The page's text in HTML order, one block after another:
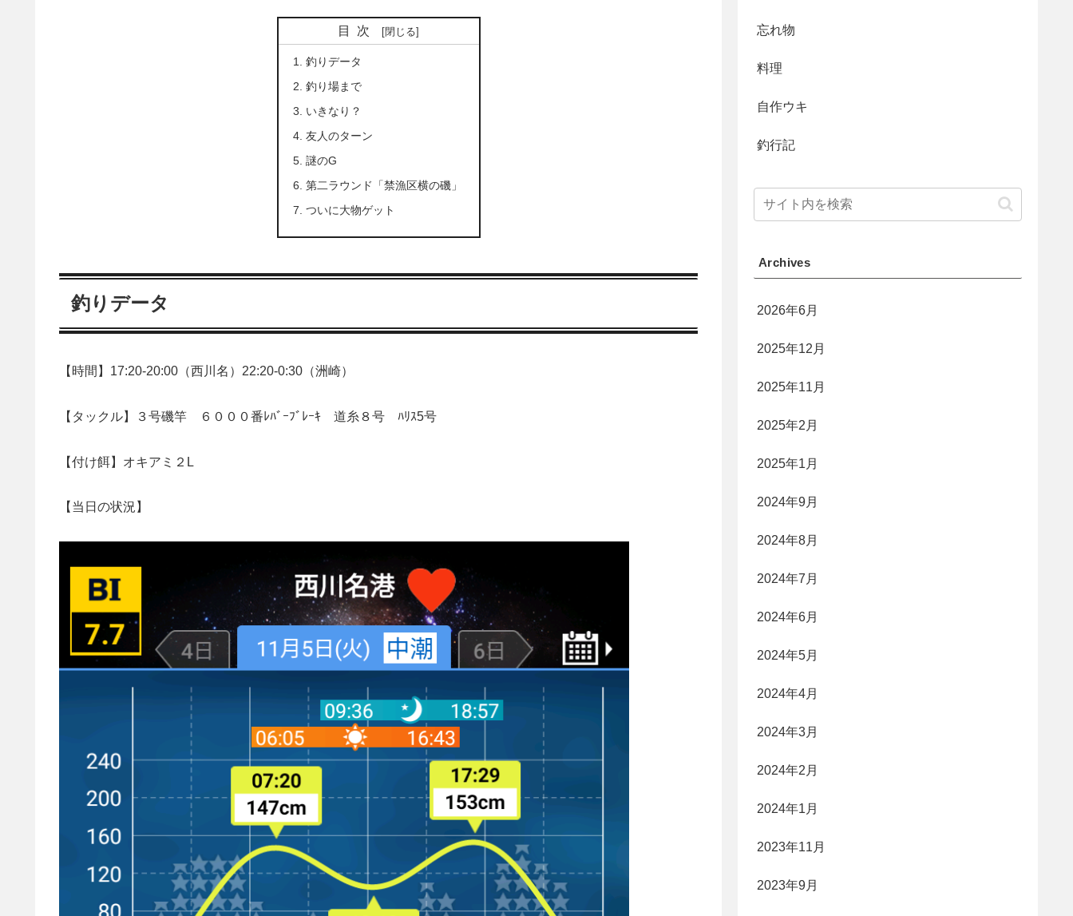
目次
釣りデータ
釣り場まで
いきなり？
友人のターン
謎のG
第二ラウンド「禁漁区横の磯」
ついに大物ゲット
釣りデータ
【時間】17:20-20:00（西川名）22:20-0:30（洲崎）
【タックル】３号磯竿 ６０００番ﾚﾊﾞｰﾌﾞﾚｰｷ 道糸８号 ﾊﾘｽ5号
【付け餌】オキアミ２L
【当日の状況】
忘れ物
料理
自作ウキ
釣行記
Archives
2026年6月
2025年12月
2025年11月
2025年2月
2025年1月
2024年9月
2024年8月
2024年7月
2024年6月
2024年5月
2024年4月
2024年3月
2024年2月
2024年1月
2023年11月
2023年9月